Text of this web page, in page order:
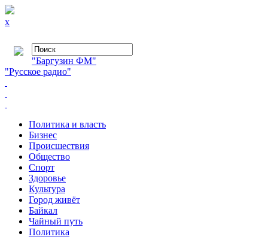
x
"Баргузин ФМ"
"Русское радио"
Политика и власть
Бизнес
Происшествия
Общество
Cпорт
Здоровье
Культура
Город живёт
Байкал
Чайный путь
Политика